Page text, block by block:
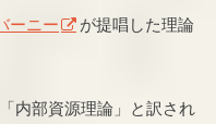
ーニー
が提唱した理論
内部資源理論」と訳され